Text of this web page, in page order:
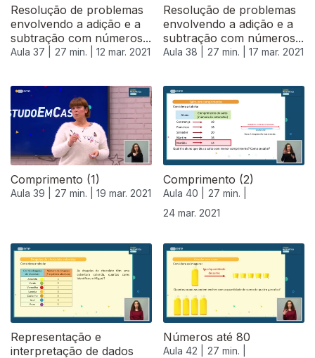
Resolução de problemas
envolvendo a adição e a
subtração com números...
Aula 37 | 27 min. | 12 mar. 2021
Resolução de problemas
envolvendo a adição e a
subtração com números...
Aula 38 | 27 min. | 17 mar. 2021
Comprimento (1)
Aula 39 | 27 min. | 19 mar. 2021
Comprimento (2)
Aula 40 |
27 min. |
24 mar. 2021
Representação e
interpretação de dados
Números até 80
Aula 42 |
27 min. |